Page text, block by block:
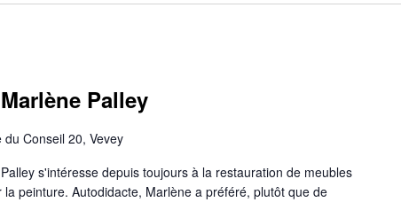
Palley
du Conseil 20, Vevey
s'intéresse depuis toujours à la restauration de meubles
peinture. Autodidacte, Marlène a préféré, plutôt que de